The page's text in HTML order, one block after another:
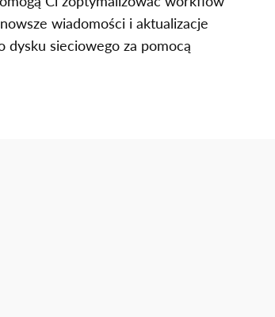
wiadomości i aktualizacje
sieciowego za pomocą